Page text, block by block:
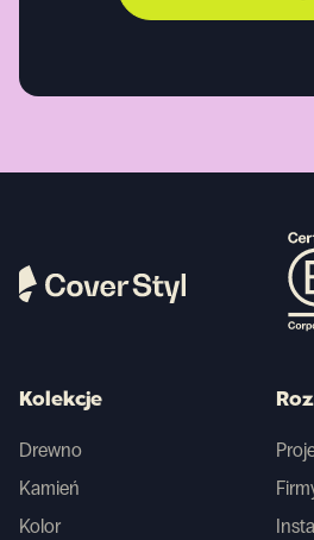
Kolekcje
Drewno
Kamień
Kolor